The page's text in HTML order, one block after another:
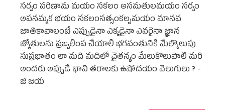
సర్వం పరిణామ మయం సకలం అసమతులమయం సర్వం
అపనమ్మక భయం సకలంసత్సంకల్పమయం మానవ
జాతికావాలంటే ఎప్పుడైనా ఎక్కడైనా ఎవరైనా జ్ఞాన
జ్యోతులను ప్రజ్వలింప చేయాలి భగవంతునికి మేల్కొలుపు
సుప్రభాతం లా మది మదిలో చైతన్యం మేలుకొలుపాలి మరి
అందరు అప్పుడే భావి తరాలకు ఉషోదయం వెలుగులు ? -
జి జయ